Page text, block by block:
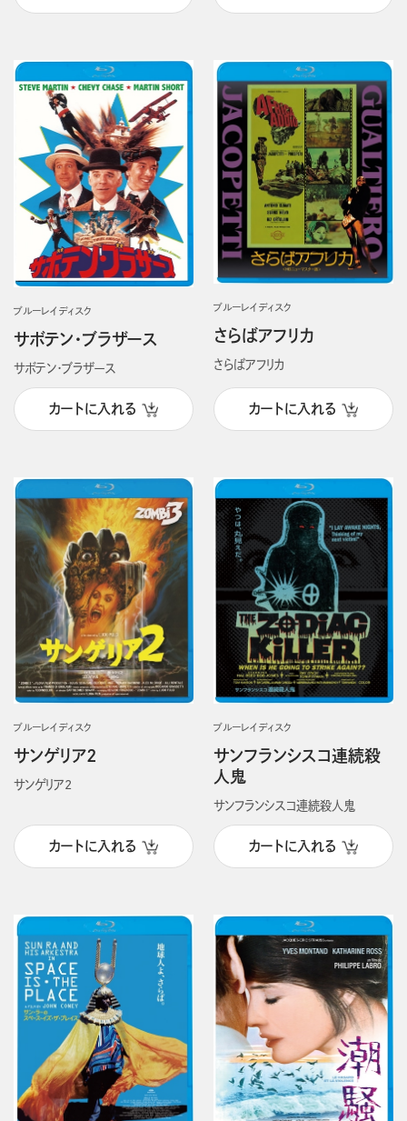
ブルーレイディスク
サボテン・ブラザース
サボテン・ブラザース
カートに入れる
ブルーレイディスク
さらばアフリカ
さらばアフリカ
カートに入れる
ブルーレイディスク
サンゲリア2
サンゲリア2
カートに入れる
ブルーレイディスク
サンフランシスコ連続殺
人鬼
サンフランシスコ連続殺人鬼
カートに入れる